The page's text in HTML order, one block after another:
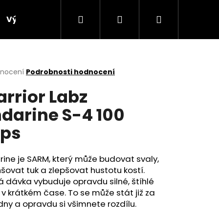
Výprodej Bonusový program
Hledat PřihlášeníNákupní
Podrobnosti hodnocení
Labz
S-4 100
je SARM, který může budovat svaly,
tuk a zlepšovat hustotu kostí.
dávka vybuduje opravdu silné, štíhlé
krátkém čase. To se může stát již za
a opravdu si všimnete rozdílu.
Následující